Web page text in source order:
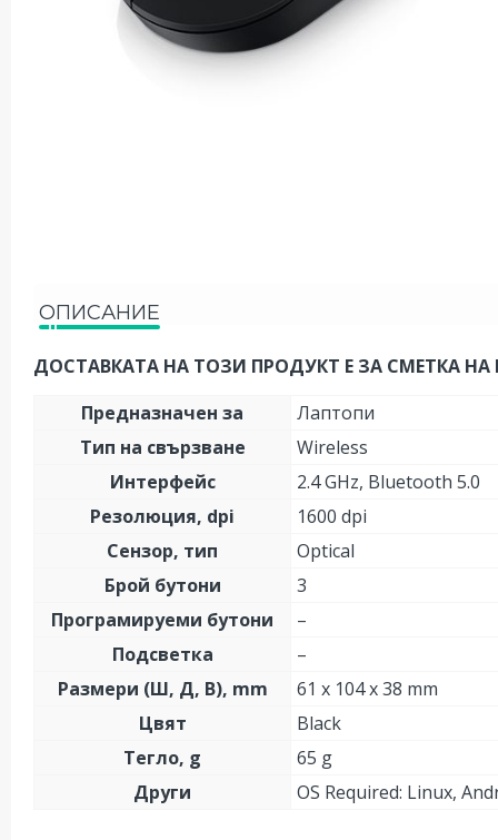
ОПИСАНИЕ
ДОСТАВКАТА НА ТОЗИ ПРОДУКТ Е ЗА СМЕТКА НА
Предназначен за
Лаптопи
Тип на свързване
Wireless
Интерфейс
2.4 GHz, Bluetooth 5.0
Резолюция, dpi
1600 dpi
Сензор, тип
Optical
Брой бутони
3
Програмируеми бутони
–
Подсветка
–
Размери (Ш, Д, В), mm
61 x 104 x 38 mm
Цвят
Black
Тегло, g
65 g
Други
OS Required: Linux,